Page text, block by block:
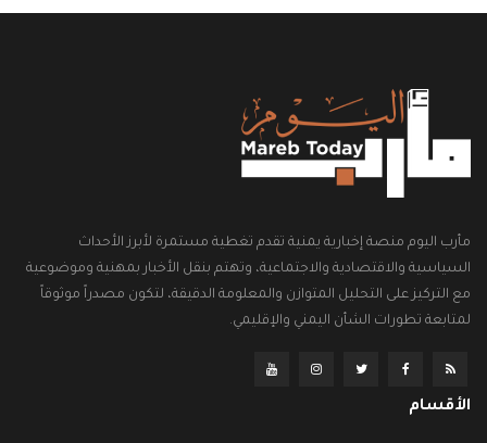
مأرب اليوم منصة إخبارية يمنية تقدم تغطية مستمرة لأبرز الأحداث
السياسية والاقتصادية والاجتماعية، وتهتم بنقل الأخبار بمهنية وموضوعية
مع التركيز على التحليل المتوازن والمعلومة الدقيقة، لتكون مصدراً موثوقاً
لمتابعة تطورات الشأن اليمني والإقليمي.
الأقسام